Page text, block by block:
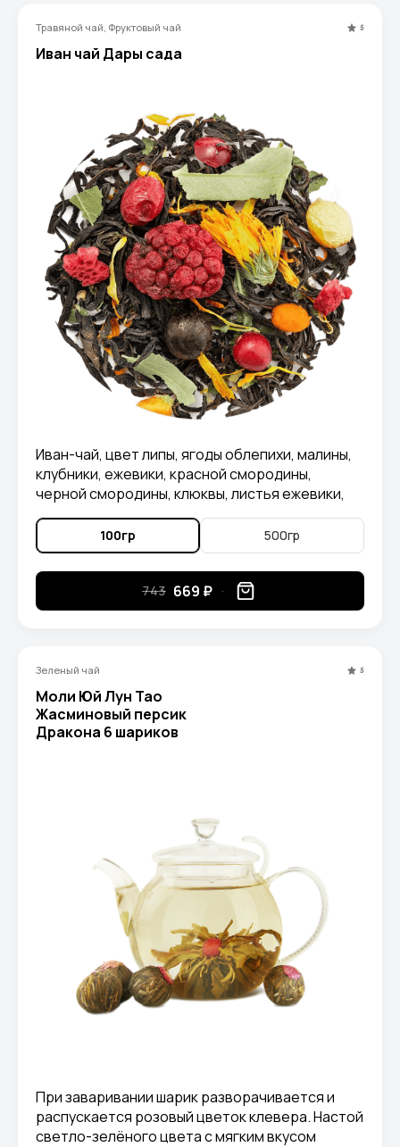
Травяной чай, Фруктовый чай 5
Иван чай Дары сада
Иван-чай, цвет липы, ягоды облепихи, малины,
клубники, ежевики, красной смородины,
черной смородины, клюквы, листья ежевики,
лепестки календулы
100гр 500гр
743 669 ₽
Зеленый чай 5
Моли Юй Лун Тао
Жасминовый персик
Дракона 6 шариков
При заваривании шарик разворачивается и
распускается розовый цветок клевера. Настой
светло-зелёного цвета с мягким вкусом